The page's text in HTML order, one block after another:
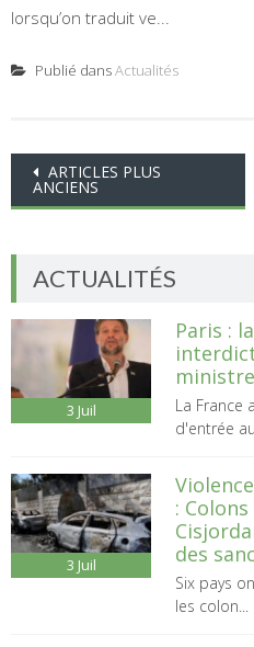
lorsqu’on traduit ve...
Publié dansActualités
Navigation
des
articles
ARTICLES PLUS
ANCIENS
ACTUALITÉS
3 Juil
Paris :
La France
d'entrée au
3 Juil
:
des
Six pays
les colon...